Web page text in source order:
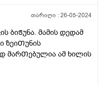
თარიღი :26-05-2024
ბიᲭუნა. მამის დედამ
ზეიᲗუნის
მარᲗებულია ამ ხილის